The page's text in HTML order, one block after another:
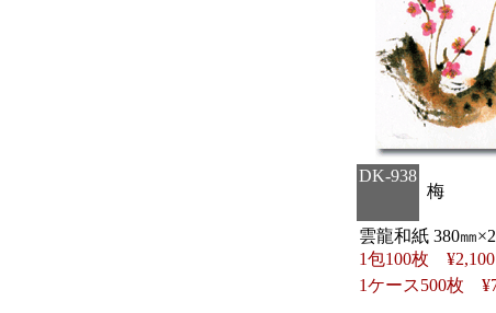
DK-938
梅
雲龍和紙 380㎜
1包100枚
1ケース500枚